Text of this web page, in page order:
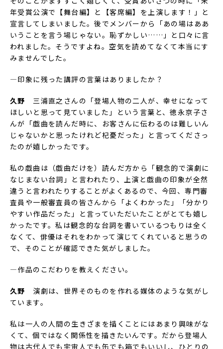
年受賞公演で【舞台編】と【客席編】を上演します！」と
宣言してしまいました。後でメンバーから「あの場はああ
いうことを言う場じゃない。恥ずかしい……」と口々に言
われました。そうですよね。空気を読めてなくて本当にす
みませんでした。
―印象に残った講評の言葉はありましたか？
久野 三浦直之さんの「登場人物の二人が、幸せになって
ほしいと思って見ていました」という言葉と、徳永京子さ
んが「戯曲を読んだ時に、お客さんに伝わるのは難しいん
じゃないかと思ったけれど杞憂だった」と言ってくださっ
たのが嬉しかったです。
私の戯曲は（戯曲だけを）読んだ方から「観念的で演劇に
なじまない台詞」と言われたり、上演と戯曲の印象が全然
違うと言われたりすることがよくあるので、今回、専門審
査員や一般審査員の皆さんから「よくわかった」「分かり
やすい作品だった」と言っていただいたことがとても嬉し
かったです。私は観念的な台詞を書いているつもりは全く
なくて、俳優はそれをわかって演じてくれていると思うの
で、そのことが確認できた気がしました。
―作品のこだわりを教えください。
久野 演劇は、世界そのものを作れる媒体のような気がし
ています。
私は一人の人間の生きざまを描くことにはあまり興味がな
くて、個ではなく関係性を描きたいんです。だから登場人
物は古代人でも宇宙人でも缶でも箱でもいいし、ひとりの